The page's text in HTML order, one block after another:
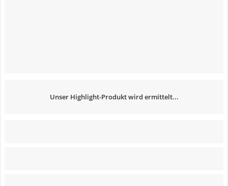
Unser Highlight-Produkt wird ermittelt...